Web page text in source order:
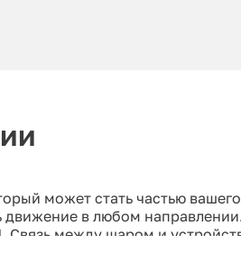
может стать частью
в любом
между шаром и
только вашей фантазией.